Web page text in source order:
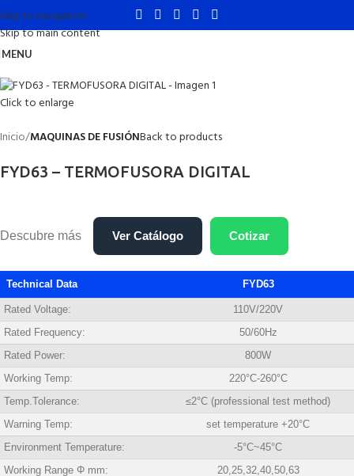
Skip to navigation
Skip to main content
MENU
Click to enlarge
Inicio MAQUINAS DE FUSIÓNBack to products
FYD63 – TERMOFUSORA DIGITAL
Descubre más Ver Catálogo Cotizar
Technical Data FYD63
Rated Voltage:
110V/220V
Rated Frequency:
50/60Hz
Rated Power:
800W
Working Temp:
220°C-260°C
Temp.Tolerance:
≤2°C (professional test method)
Warning Temp:
set temperature +20°C
Environment Temperature:
-5°C~45°C
Working Range Φ mm:
20,25,32,40,50,63